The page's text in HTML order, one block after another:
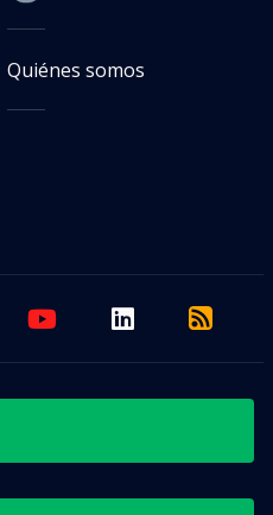
Quiénes somos